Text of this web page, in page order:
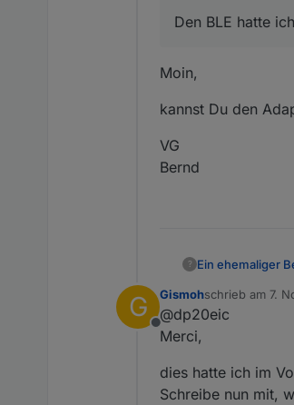
Den BLE hatte
Moin,
kannst Du den
VG
Bernd
?
G
Offline
Gismohschrieb am 7.
zuletzt editiert
@dp20eic
Merci,
dies hatte ich im
Schreibe nun mit,